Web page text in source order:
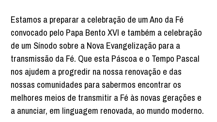
Estamos a preparar a celebração de um Ano da Fé
convocado pelo Papa Bento XVI e também a celebração
de um Sínodo sobre a Nova Evangelização para a
transmissão da Fé. Que esta Páscoa e o Tempo Pascal
nos ajudem a progredir na nossa renovação e das
nossas comunidades para sabermos encontrar os
melhores meios de transmitir a Fé às novas gerações e
a anunciar, em linguagem renovada, ao mundo moderno.